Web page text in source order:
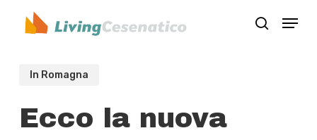
search
Menu
In Romagna
Ecco la nuova